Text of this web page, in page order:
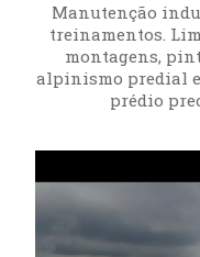
Manutenção
treinamentos.
montagens,
alpinismo predial
prédio